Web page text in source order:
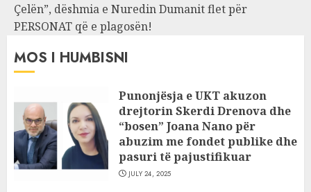
Çelën”, dëshmia e Nuredin Dumanit flet për
PERSONAT që e plagosën!
MOS I HUMBISNI
Punonjësja e UKT akuzon
drejtorin Skerdi Drenova dhe
“bosen” Joana Nano për
abuzim me fondet publike dhe
pasuri të pajustifikuar
JULY 24, 2025